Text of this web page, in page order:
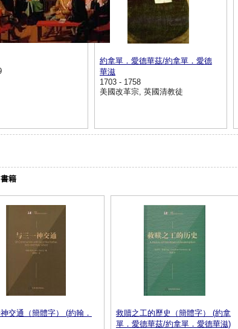
約拿單．愛德華茲/約拿單．愛德
華滋
1703 - 1758
美國改革宗, 英國清教徒
書籍
交通（簡體字） (約翰．
救贖之工的歷史（簡體字） (約拿
單．愛德華茲/約拿單．愛德華滋)